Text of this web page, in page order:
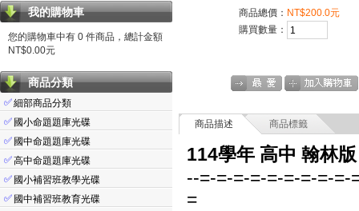
我的購物車
您的購物車中有 0 件商品，總計金額
NT$0.00元
商品分類
✅細部商品分類
✅ 國小命題題庫光碟
✅ 國中命題題庫光碟
✅高中命題題庫光碟
✅ 國小補習班教學光碟
✅ 國中補習班教育光碟
商品總價： NT$200.0元
購買數量：
商品描述 商品標籤
114學年 高中 翰林
--=-=-=-=-=-=-=-=-=-
=